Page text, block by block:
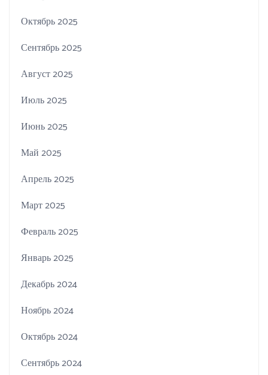
Октябрь 2025
Сентябрь 2025
Август 2025
Июль 2025
Июнь 2025
Май 2025
Апрель 2025
Март 2025
Февраль 2025
Январь 2025
Декабрь 2024
Ноябрь 2024
Октябрь 2024
Сентябрь 2024